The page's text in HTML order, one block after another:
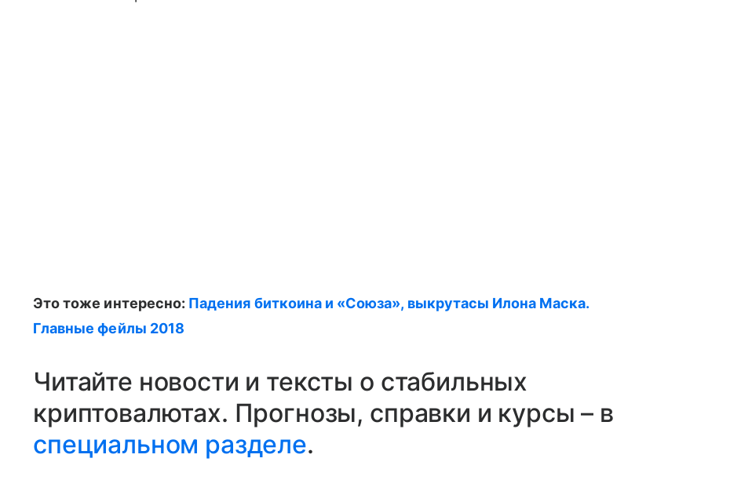
Это тоже интересно: Падения биткоина и «Союза», выкрутасы Илона Маска.
Главные фейлы 2018
Читайте новости и тексты о стабильных
криптовалютах. Прогнозы, справки и курсы – в
специальном разделе.